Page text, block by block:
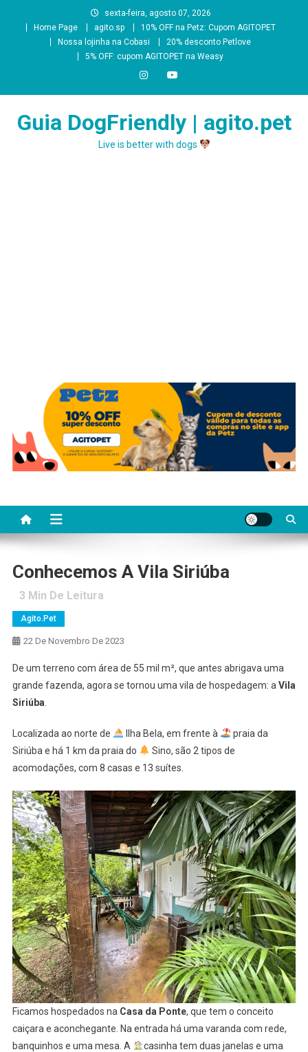
sexta-feira, agosto 07, 2026
Home Page
agito.sp
10% OFF na Petz: Cupom AGITOPET
Nossa lojinha na Cobasi
20% desconto Petlove
5% OFF: cupom AGITOPET na Weasy
Guia DogFriendly | agito.pet
Live is better with dogs
Conhecemos A Vila Siriúba
3 Min De Leitura
Agito.pet
22 De Novembro De 2023
De um terreno com área de 55 mil m², que antes abrigava uma
grande fazenda, agora se tornou uma vila de hospedagem: a Vila
Siriúba
Localizada ao norte de Ilha Bela, em frente à
praia da
Siriúba e há 1 km da praia do
Sino, são 2 tipos de
acomodações, com 8 casas e 13 suítes.
Ficamos hospedados na Casa da Ponte, que tem o conceito
caiçara e aconchegante. Na entrada há uma varanda com rede,
banquinhos e uma mesa. A
casinha tem duas janelas e uma